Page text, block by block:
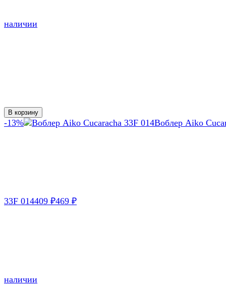
наличии
В корзину
-13% Воблер Aiko
33F 014409 ₽469 ₽
наличии